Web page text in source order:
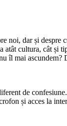
noi, dar și
cultura, cât și
îl mai ascundem?
de
și acces la